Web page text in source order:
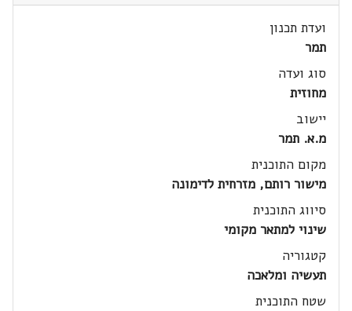
ועדת תכנון
תמר
סוג ועדה
מחוזית
יישוב
מ.א. תמר
מקום התוכנית
מישור רותם, מזרחית לדימונה
סיווג התוכנית
שינוי למתאר מקומי
קטגוריה
תעשיה ומלאכה
שטח התוכנית